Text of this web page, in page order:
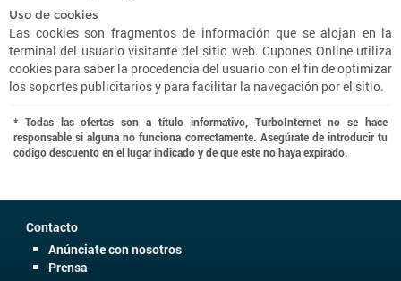
Uso de cookies
Las cookies son fragmentos de información que se alojan en la
terminal del usuario visitante del sitio web. Cupones Online utiliza
cookies para saber la procedencia del usuario con el fin de optimizar
los soportes publicitarios y para facilitar la navegación por el sitio.
* Todas las ofertas son a título informativo, TurboInternet no se hace
responsable si alguna no funciona correctamente. Asegúrate de introducir tu
código descuento en el lugar indicado y de que este no haya expirado.
Contacto
Anúnciate con nosotros
Prensa